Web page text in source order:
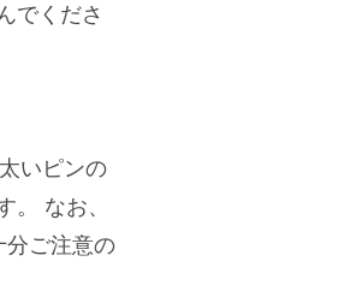
でくださ
いピンの
。 なお、
分ご注意の